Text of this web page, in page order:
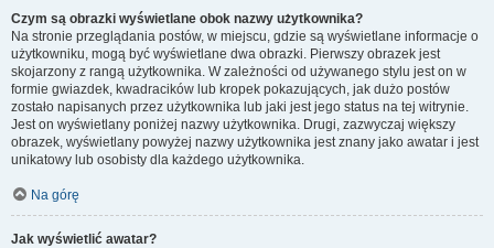
Czym są obrazki wyświetlane obok nazwy użytkownika?
Na stronie przeglądania postów, w miejscu, gdzie są wyświetlane informacje o
użytkowniku, mogą być wyświetlane dwa obrazki. Pierwszy obrazek jest
skojarzony z rangą użytkownika. W zależności od używanego stylu jest on w
formie gwiazdek, kwadracików lub kropek pokazujących, jak dużo postów
zostało napisanych przez użytkownika lub jaki jest jego status na tej witrynie.
Jest on wyświetlany poniżej nazwy użytkownika. Drugi, zazwyczaj większy
obrazek, wyświetlany powyżej nazwy użytkownika jest znany jako awatar i jest
unikatowy lub osobisty dla każdego użytkownika.
Na górę
Jak wyświetlić awatar?